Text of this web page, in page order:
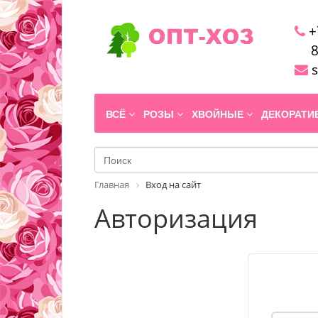
ВСЁ РОЗЫ ХВОЙНЫЕ
Главная Вход на сайт
Авторизация